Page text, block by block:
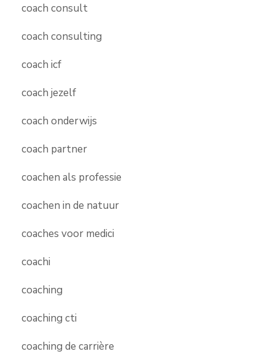
coach consult
coach consulting
coach icf
coach jezelf
coach onderwijs
coach partner
coachen als professie
coachen in de natuur
coaches voor medici
coachi
coaching
coaching cti
coaching de carrière